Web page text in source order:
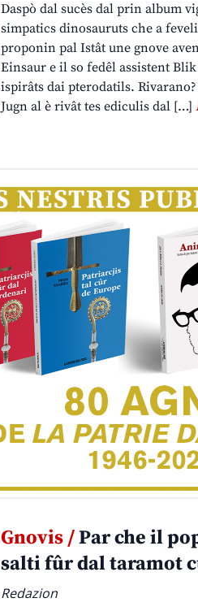
Daspò dal sucès dal prin album
simpatics dinosauruts che a
proponin pal Istât une gnove
Einsaur e il so fedêl assistent
ispirâts dai pterodatils.
Jugn al è rivât tes ediculis dal […]
Gnovis /Par che il
salti fûr dal taramot
Redazion